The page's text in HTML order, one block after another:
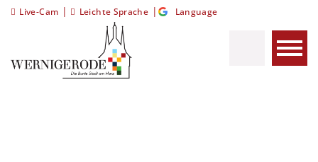
Live-Cam | Leichte Sprache | Language